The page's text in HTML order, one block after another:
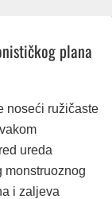
plana
noseći ružičaste
ureda
monstruoznog
i zaljeva